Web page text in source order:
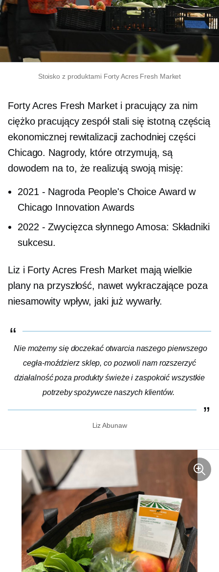
Stoisko z produktami Forty Acres Fresh Market
Forty Acres Fresh Market i pracujący za nim
ciężko pracujący zespół stali się istotną częścią
ekonomicznej rewitalizacji zachodniej części
Chicago. Nagrody, które otrzymują, są
dowodem na to, że realizują swoją misję:
2021 - Nagroda People's Choice Award w
Chicago Innovation Awards
2022 - Zwycięzca słynnego Amosa: Składniki
sukcesu.
Liz i Forty Acres Fresh Market mają wielkie
plany na przyszłość, nawet wykraczające poza
niesamowity wpływ, jaki już wywarły.
Nie możemy się doczekać otwarcia naszego pierwszego
cegła-moździerzsklep, co pozwoli nam rozszerzyć
działalność poza produkty świeże i zaspokoić wszystkie
potrzeby spożywcze naszych klientów.
Liz Abunaw